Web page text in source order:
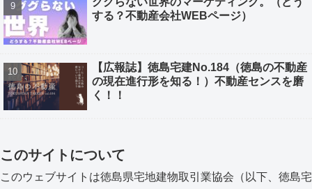
する？不動産会社WEBページ）
【広報誌】徳島宅建No.184（徳島の不動産
の現在進行形を知る！）不動産センスを磨
く！！
このサイトについて
このウェブサイトは徳島県宅地建物取引業協会（以下、徳島宅